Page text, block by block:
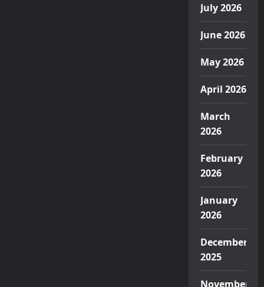
July 2026
June 2026
May 2026
April 2026
March
2026
February
2026
January
2026
December
2025
November